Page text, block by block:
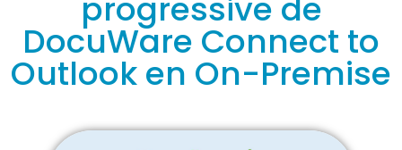
progressive de
DocuWare Connect to
Outlook en On-Premise